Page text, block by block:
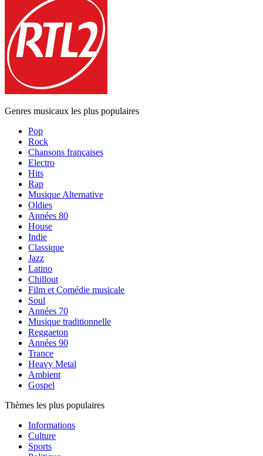
Genres musicaux les plus populaires
Pop
Rock
Chansons françaises
Electro
Hits
Rap
Musique Alternative
Oldies
Années 80
House
Indie
Classique
Jazz
Latino
Chillout
Film et Comédie musicale
Soul
Années 70
Musique traditionnelle
Reggaeton
Années 90
Trance
Heavy Metal
Ambient
Gospel
Thèmes les plus populaires
Informations
Culture
Sports